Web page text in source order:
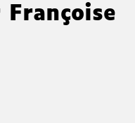
Françoise